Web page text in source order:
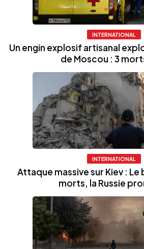
INTERNATIONAL
Un engin explosif artisanal
de Moscou : 3
INTERNATIONAL
Attaque massive sur Kiev : Le
morts, la Russie